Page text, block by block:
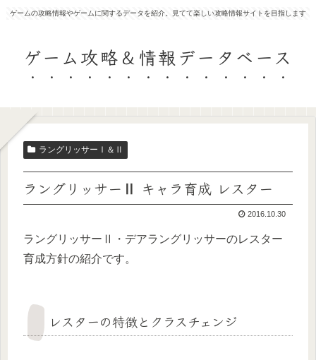
ゲームの攻略情報やゲームに関するデータを紹介。見てて楽しい攻略情報サイトを目指します
ゲーム攻略＆情報データベース
ラングリッサーⅠ＆Ⅱ
ラングリッサーⅡ キャラ育成 レスター
2016.10.30
ラングリッサーⅡ・デアラングリッサーのレスター
育成方針の紹介です。
レスターの特徴とクラスチェンジ